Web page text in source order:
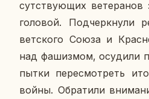
сут­ству­ю­щих
го­ло­вой.
вет­ско­го Союза и
над фа­шиз­мом, осу­ди­ли
пыт­ки пе­ре­смот­реть
войны. Об­ра­ти­ли